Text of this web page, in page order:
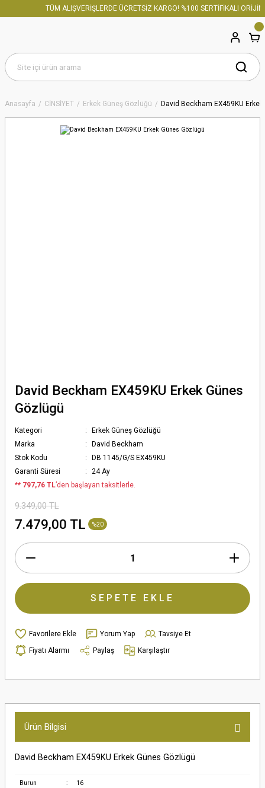
TÜM ALIŞVERİŞLERDE ÜCRETSİZ KARGO! %100 SERTİFİKALI
Anasayfa CİNSİYET Erkek Güneş Gözlüğü David Beckham EX459KU
David Beckham EX459KU Erkek Günes
Gözlügü
Kategori
Erkek Güneş Gözlüğü
Marka
David Beckham
Stok Kodu
DB 1145/G/S EX459KU
Garanti Süresi
24 Ay
** 797,76 TL’den başlayan taksitlerle.
9.349,00 TL
7.479,00 TL %20
SEPETE EKLE
Yorum Yap
Tavsiye Et
Fiyatı Alarmı
Paylaş Karşılaştır
Ürün Bilgisi
David Beckham EX459KU Erkek Günes Gözlügü
Burun
: 16